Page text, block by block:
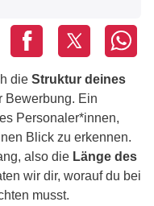
die Struktur deines
Bewerbung. Ein
Personaler*innen,
Blick zu erkennen.
also die Länge des
wir dir, worauf du bei
musst.